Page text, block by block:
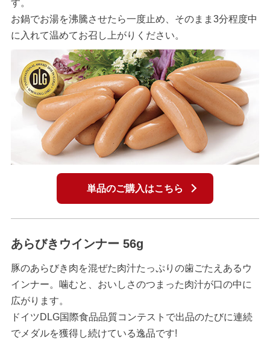
す。
お鍋でお湯を沸騰させたら一度止め、そのまま3分程度中
に入れて温めてお召し上がりください。
単品のご購入はこちら
あらびきウインナー 56g
豚のあらびき肉を混ぜた肉汁たっぷりの歯ごたえあるウ
インナー。噛むと、おいしさのつまった肉汁が口の中に
広がります。
ドイツDLG国際食品品質コンテストで出品のたびに連続
でメダルを獲得し続けている逸品です!